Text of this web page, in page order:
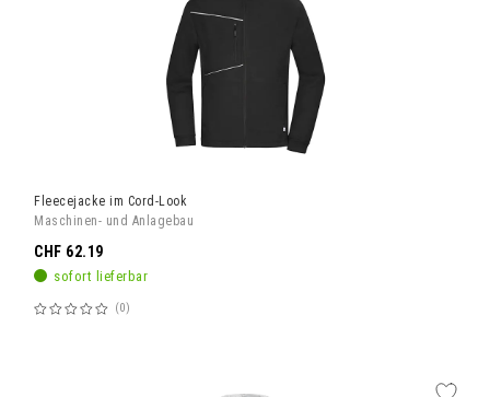
Fleecejacke im Cord-Look
Maschinen- und Anlagebau
sofort lieferbar
Bewertung:
0
CHF 62.19